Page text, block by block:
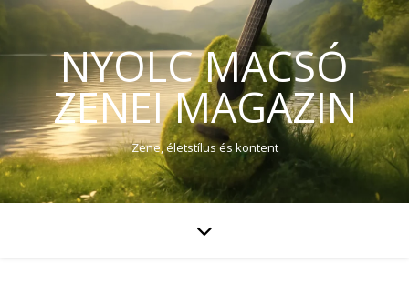
NYOLC MACSÓ
ZENEI MAGAZIN
Zene, életstílus és kontent